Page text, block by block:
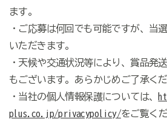
ます。
・ご応募は何回でも可能ですが、当
いただきます。
・天候や交通状況等により、賞品発
もございます。あらかじめご了承くだ
・当社の個人情報保護については、
plus.co.jp/privacypolicy/をご覧くだ